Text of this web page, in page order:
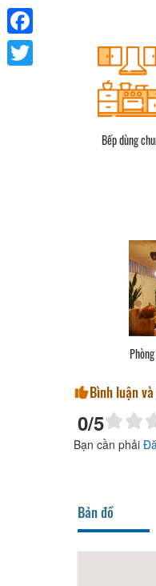
Bếp dùng
Bình luận
0/5
Bạn cần phải
Bản đồ
Facebook